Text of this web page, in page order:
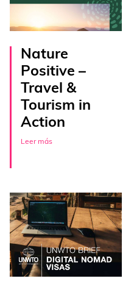
Nature
Positive –
Travel &
Tourism in
Action
Leer más